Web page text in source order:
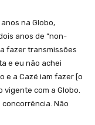
na Globo,
anos de “non-
fazer transmissões
e eu não achei
e a Cazé iam fazer [o
vigente com a Globo.
Não